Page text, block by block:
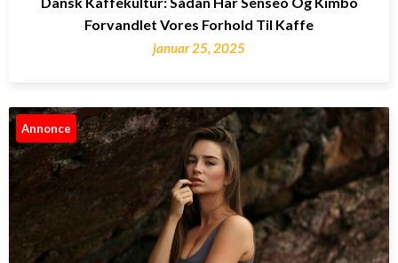
Forvandlet Vores Forhold Til Kaffe
januar 25, 2025
Annonce